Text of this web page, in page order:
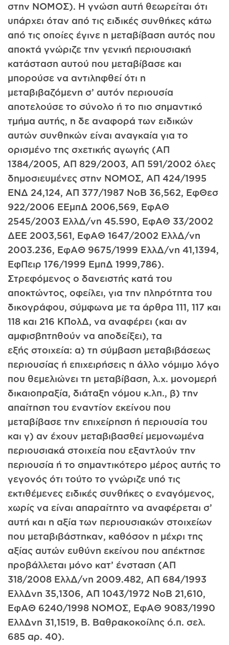
στην ΝΟΜΟΣ). Η γνώση αυτή θεωρείται ότι
υπάρχει όταν από τις ειδικές συνθήκες κάτω
από τις οποίες έγινε η μεταβίβαση αυτός που
αποκτά γνώριζε την γενική περιουσιακή
κατάσταση αυτού που μεταβίβασε και
μπορούσε να αντιληφθεί ότι η
μεταβιβαζόμενη σ’ αυτόν περιουσία
αποτελούσε το σύνολο ή το πιο σημαντικό
τμήμα αυτής, η δε αναφορά των ειδικών
αυτών συνθηκών είναι αναγκαία για το
ορισμένο της σχετικής αγωγής (ΑΠ
1384/2005, ΑΠ 829/2003, ΑΠ 591/2002 όλες
δημοσιευμένες στην ΝΟΜΟΣ, ΑΠ 424/1995
ΕΝΔ 24,124, ΑΠ 377/1987 ΝοΒ 36,562, ΕφΘεσ
922/2006 ΕΕμπΔ 2006,569, ΕφΑΘ
2545/2003 ΕλλΔ/νη 45.590, ΕφΑΘ 33/2002
ΔΕΕ 2003,561, ΕφΑΘ 1647/2002 ΕλλΔ/νη
2003.236, ΕφΑΘ 9675/1999 ΕλλΔ/νη 41,1394,
ΕφΠειρ 176/1999 ΕμπΔ 1999,786).
Στρεφόμενος ο δανειστής κατά του
αποκτώντος, οφείλει, για την πληρότητα του
δικογράφου, σύμφωνα με τα άρθρα 111, 117 και
118 και 216 ΚΠολΔ, να αναφέρει (και αν
αμφισβητηθούν να αποδείξει), τα
εξής στοιχεία: α) τη σύμβαση μεταβιβάσεως
περιουσίας ή επιχειρήσεις η άλλο νόμιμο λόγο
που θεμελιώνει τη μεταβίβαση, λ.χ. μονομερή
δικαιοπραξία, διάταξη νόμου κ.λπ., β) την
απαίτηση του εναντίον εκείνου που
μεταβίβασε την επιχείρηση ή περιουσία του
και γ) αν έχουν μεταβιβασθεί μεμονωμένα
περιουσιακά στοιχεία που εξαντλούν την
περιουσία ή το σημαντικότερο μέρος αυτής το
γεγονός ότι τούτο το γνώριζε υπό τις
εκτιθέμενες ειδικές συνθήκες ο εναγόμενος,
χωρίς να είναι απαραίτητο να αναφέρεται σ’
αυτή και η αξία των περιουσιακών στοιχείων
που μεταβιβάστηκαν, καθόσον η μέχρι της
αξίας αυτών ευθύνη εκείνου που απέκτησε
προβάλλεται μόνο κατ’ ένσταση (ΑΠ
318/2008 ΕλλΔ/νη 2009.482, ΑΠ 684/1993
ΕλλΔνη 35,1306, ΑΠ 1043/1972 ΝοΒ 21,610,
ΕφΑΘ 6240/1998 ΝΟΜΟΣ, ΕφΑΘ 9083/1990
ΕλλΔνη 31,1519, Β. Βαθρακοκοίλης ό.π. σελ.
685 αρ. 40).